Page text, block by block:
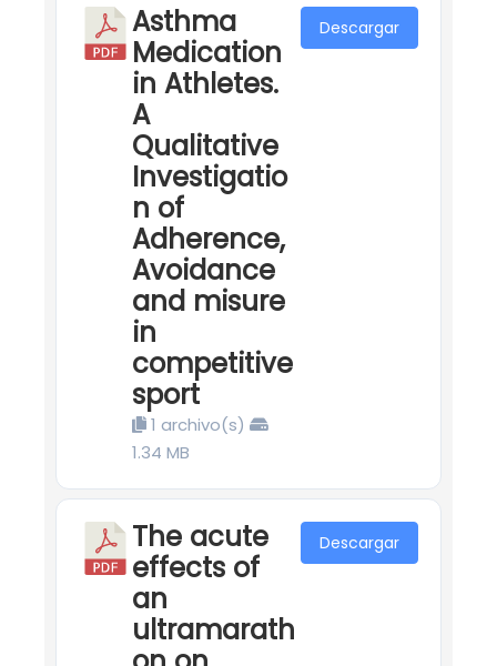
Asthma
Medication
in Athletes.
A
Qualitative
Investigatio
n of
Adherence,
Avoidance
and misure
in
competitive
sport
1 archivo(s)
1.34 MB
Descargar
The acute
effects of
an
ultramarath
Descargar